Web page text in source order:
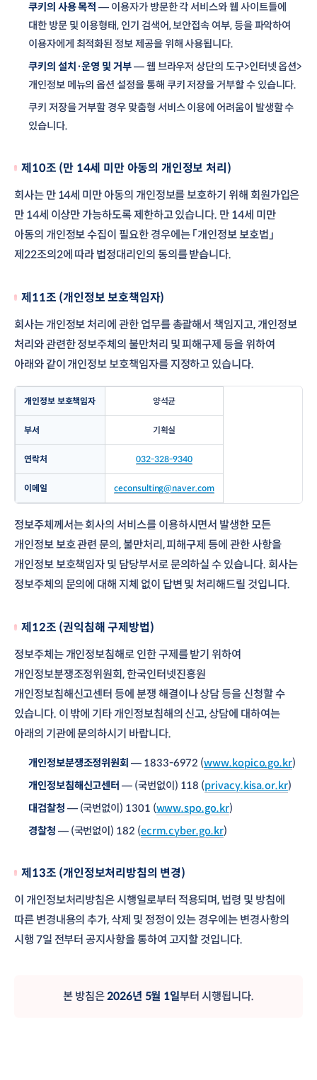
쿠키의 사용 목적 — 이용자가 방문한 각 서비스와 웹 사이트들에
대한 방문 및 이용형태, 인기 검색어, 보안접속 여부, 등을 파악하여
이용자에게 최적화된 정보 제공을 위해 사용됩니다.
쿠키의 설치·운영 및 거부— 웹 브라우저 상단의 도구>인터넷 옵션>
개인정보 메뉴의 옵션 설정을 통해 쿠키 저장을 거부할 수 있습니다.
쿠키 저장을 거부할 경우 맞춤형 서비스 이용에 어려움이 발생할 수
있습니다.
제10조 (만 14세 미만 아동의 개인정보 처리)
회사는 만 14세 미만 아동의 개인정보를 보호하기 위해 회원가입은
만 14세 이상만 가능하도록 제한하고 있습니다. 만 14세 미만
아동의 개인정보 수집이 필요한 경우에는 「개인정보 보호법」
제22조의2에 따라 법정대리인의 동의를 받습니다.
제11조 (개인정보 보호책임자)
회사는 개인정보 처리에 관한 업무를 총괄해서 책임지고, 개인정보
처리와 관련한 정보주체의 불만처리 및 피해구제 등을 위하여
아래와 같이 개인정보 보호책임자를 지정하고 있습니다.
개인정보 보호책임자 양석균
부서 기획실
연락처 032-328-9340
이메일 ceconsulting@naver.com
정보주체께서는 회사의 서비스를 이용하시면서 발생한 모든
개인정보 보호 관련 문의, 불만처리, 피해구제 등에 관한 사항을
개인정보 보호책임자 및 담당부서로 문의하실 수 있습니다. 회사는
정보주체의 문의에 대해 지체 없이 답변 및 처리해드릴 것입니다.
제12조 (권익침해 구제방법)
정보주체는 개인정보침해로 인한 구제를 받기 위하여
개인정보분쟁조정위원회, 한국인터넷진흥원
개인정보침해신고센터 등에 분쟁 해결이나 상담 등을 신청할 수
있습니다. 이 밖에 기타 개인정보침해의 신고, 상담에 대하여는
아래의 기관에 문의하시기 바랍니다.
개인정보분쟁조정위원회 — 1833-6972 (www.kopico.go.kr)
개인정보침해신고센터 — (국번없이) 118 (privacy.kisa.or.kr)
대검찰청 — (국번없이) 1301 (www.spo.go.kr)
경찰청 — (국번없이) 182 (ecrm.cyber.go.kr)
제13조 (개인정보처리방침의 변경)
이 개인정보처리방침은 시행일로부터 적용되며, 법령 및 방침에
따른 변경내용의 추가, 삭제 및 정정이 있는 경우에는 변경사항의
시행 7일 전부터 공지사항을 통하여 고지할 것입니다.
본 방침은2026년 5월 1일부터 시행됩니다.